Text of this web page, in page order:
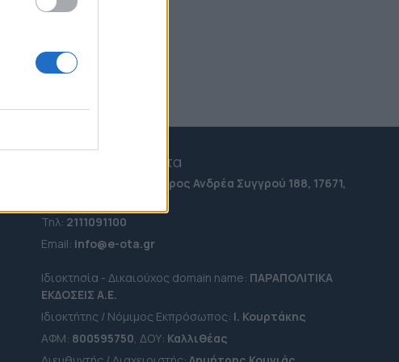
e-ota.gr | Ταυτότητα
Λεωφόρος Ανδρέα Συγγρού 188, 17671,
Τηλ: 2111091100
Εmail: info@e-ota.gr
Ιδιοκτησία - Δικαιούχος domain name: ΠΑΡΑΠΟΛΙΤΙΚΑ
ΕΚΔΟΣΕΙΣ A.E.
Ιδιοκτήτης / Νόμιμος Εκπρόσωπος: Ι. Κουρτάκης
ΑΦΜ: 800595750 , ΔΟΥ: Καλλιθέας